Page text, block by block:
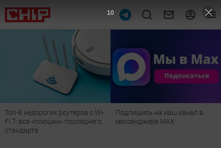
Топ-8 недорогих роутеров с Wi-
Fi 7: все «плюшки» последнего
стандарта
Подпишись на наш канал в
мессенджере МАХ
9